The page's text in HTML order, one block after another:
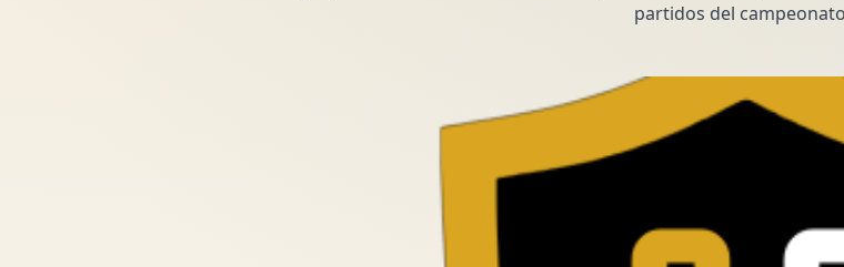
partidos del campeonato